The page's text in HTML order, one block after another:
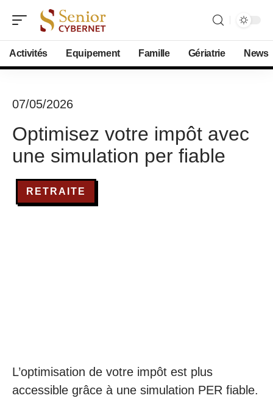
Activités Equipement Famille Gériatrie News
07/05/2026
Optimisez votre impôt avec
une simulation per fiable
RETRAITE
L’optimisation de votre impôt est plus
accessible grâce à une simulation PER fiable.